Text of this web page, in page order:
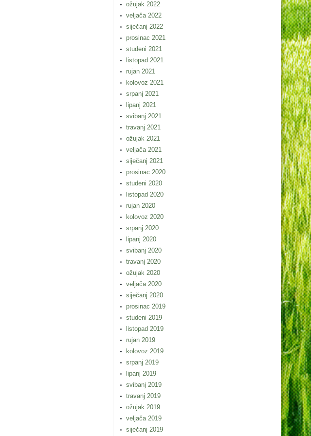
ožujak 2022
veljača 2022
siječanj 2022
prosinac 2021
studeni 2021
listopad 2021
rujan 2021
kolovoz 2021
srpanj 2021
lipanj 2021
svibanj 2021
travanj 2021
ožujak 2021
veljača 2021
siječanj 2021
prosinac 2020
studeni 2020
listopad 2020
rujan 2020
kolovoz 2020
srpanj 2020
lipanj 2020
svibanj 2020
travanj 2020
ožujak 2020
veljača 2020
siječanj 2020
prosinac 2019
studeni 2019
listopad 2019
rujan 2019
kolovoz 2019
srpanj 2019
lipanj 2019
svibanj 2019
travanj 2019
ožujak 2019
veljača 2019
siječanj 2019